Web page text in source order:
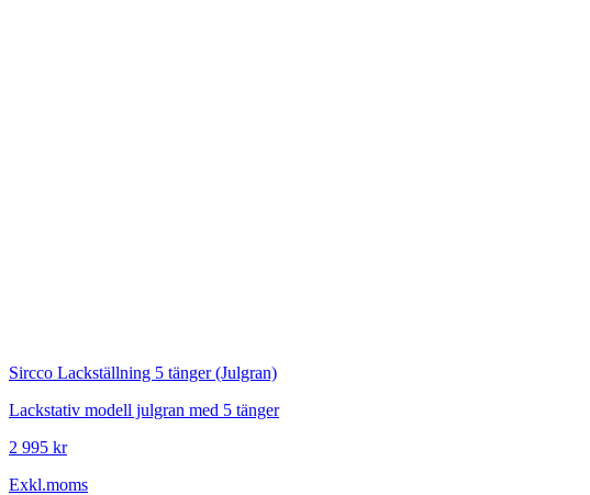
Sircco Lackställning 5 tänger (Julgran)
Lackstativ modell julgran med 5 tänger
2 995 kr
Exkl.moms